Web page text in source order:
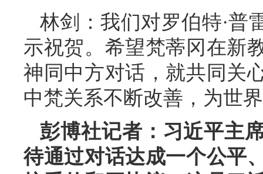
林剑：我们对罗伯特·普
示祝贺。希望梵蒂冈在新
神同中方对话，就共同关
中梵关系不断改善，为世
彭博社记者：习近平主
待通过对话达成一个公平